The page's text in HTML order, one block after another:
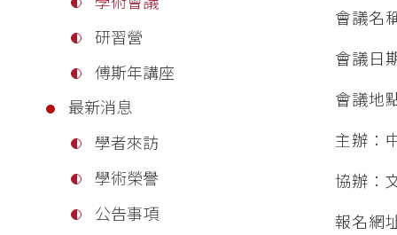
研習營
傅斯年講座
最新消息
學者來訪
學術榮譽
公告事項
會議名
會議日
會議地
主辦：
協辦：
報名網